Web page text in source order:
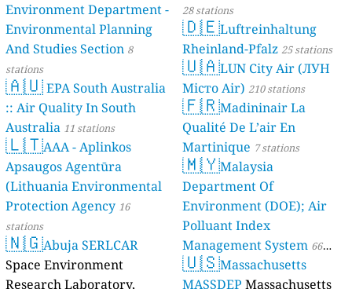
Environment Department -
Environmental Planning
And Studies Section 8
stations
🇦🇺EPA South Australia
:: Air Quality In South
Australia 11 stations
🇱🇹AAA - Aplinkos
Apsaugos Agentūra
(Lithuania Environmental
Protection Agency 16
stations
🇳🇬Abuja SERLCAR
Space Environment
Research Laboratory,
28 stations
🇩🇪Luftreinhaltung
Rheinland-Pfalz 25 stations
🇺🇦LUN City Air (ЛУН
Місто Air) 210 stations
🇫🇷Madininair La
Qualité De L’air En
Martinique 7 stations
🇲🇾Malaysia
Department Of
Environment (DOE); Air
Polluant Index
Management System 66
stations
🇺🇸Massachusetts
MASSDEP Massachusetts